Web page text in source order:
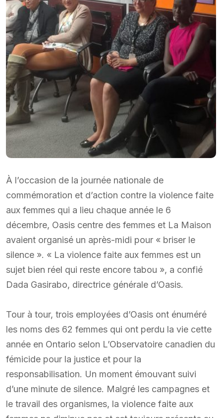
À l’occasion de la journée nationale de
commémoration et d’action contre la violence faite
aux femmes qui a lieu chaque année le 6
décembre, Oasis centre des femmes et La Maison
avaient organisé un après-midi pour « briser le
silence ». « La violence faite aux femmes est un
sujet bien réel qui reste encore tabou », a confié
Dada Gasirabo, directrice générale d’Oasis.
Tour à tour, trois employées d’Oasis ont énuméré
les noms des 62 femmes qui ont perdu la vie cette
année en Ontario selon L’Observatoire canadien du
fémicide pour la justice et pour la
responsabilisation. Un moment émouvant suivi
d’une minute de silence. Malgré les campagnes et
le travail des organismes, la violence faite aux